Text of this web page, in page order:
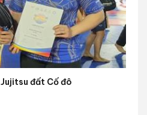
đất Cố đô